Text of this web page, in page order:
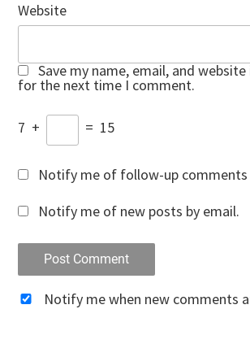
Website
Save my name, email, and
for the next time I comment.
7 + = 15
Notify me of follow-up comments
Notify me of new posts by email.
Notify me when new comments